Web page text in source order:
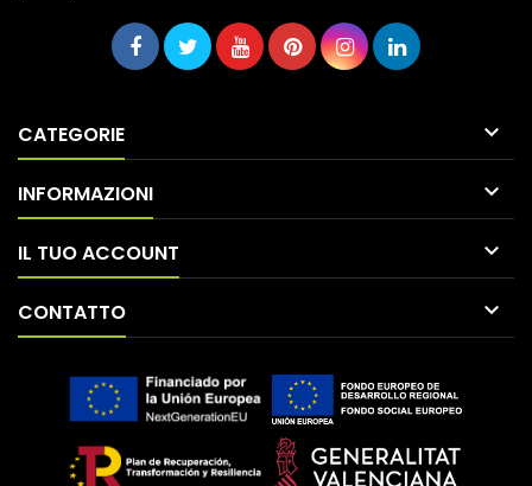
CATEGORIE 
INFORMAZIONI 
IL TUO ACCOUNT 
CONTATTO 